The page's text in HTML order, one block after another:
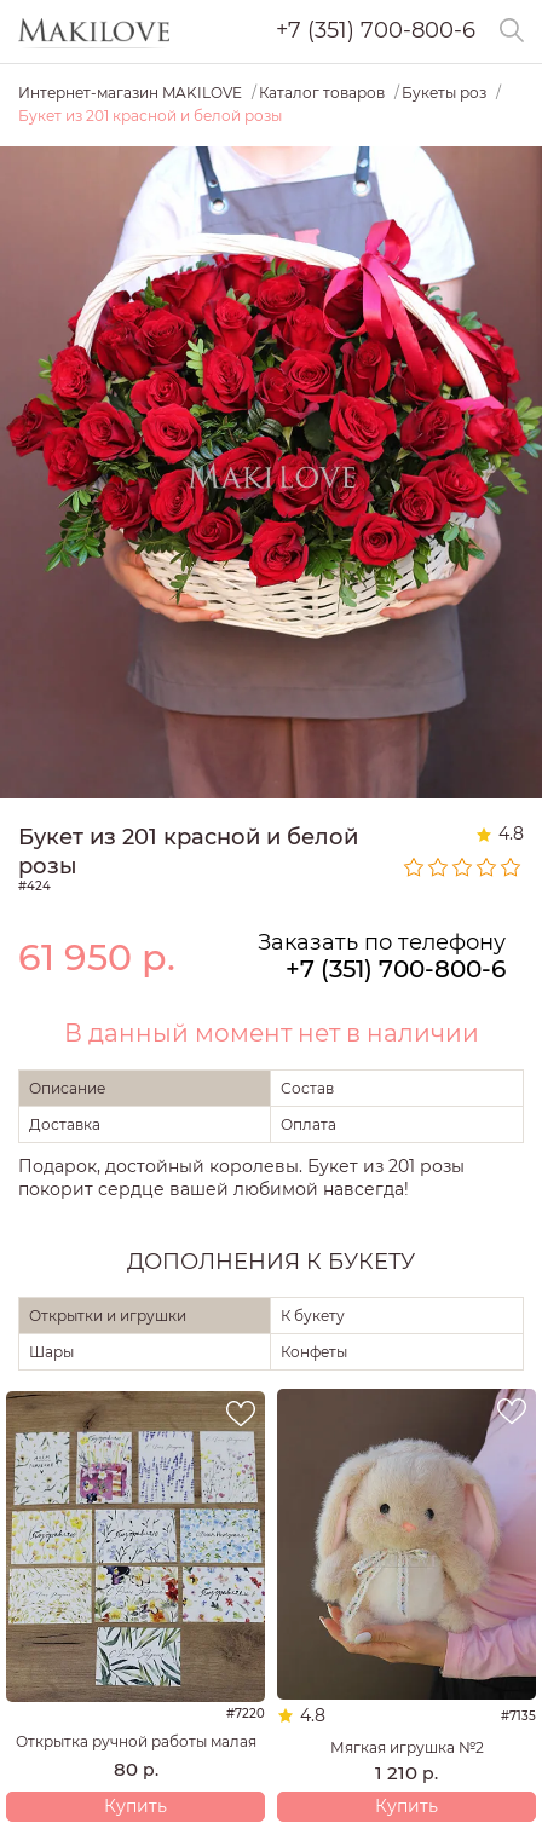
+7 (351) 700-800-6
Интернет-магазин MAKILOVE Каталог товаров
Букеты роз
Букет из 201 красной и белой розы
Букет из 201 красной и белой
розы
4.8
#424
61 950 р. Заказать по телефону
+7 (351) 700-800-6
В данный момент нет в наличии
Описание
Состав
Доставка
Оплата
Подарок, достойный королевы. Букет из 201 розы
покорит сердце вашей любимой навсегда!
ДОПОЛНЕНИЯ К БУКЕТУ
Открытки и игрушки
К букету
Шары
Конфеты
#7220
Открытка ручной работы малая
80 р.
Купить
4.8 #7135
Мягкая игрушка №2
1 210 р.
Купить